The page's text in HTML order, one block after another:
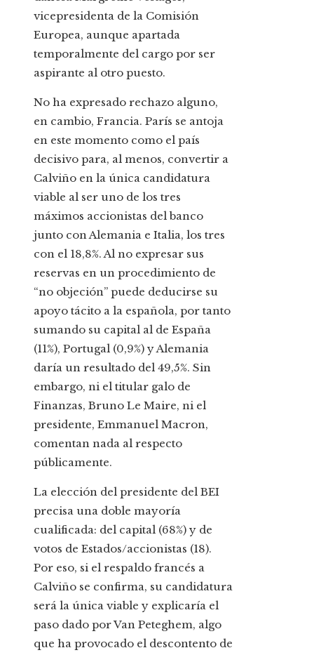
vicepresidenta de la Comisión
Europea, aunque apartada
temporalmente del cargo por ser
aspirante al otro puesto.
No ha expresado rechazo alguno,
en cambio, Francia. París se antoja
en este momento como el país
decisivo para, al menos, convertir a
Calviño en la única candidatura
viable al ser uno de los tres
máximos accionistas del banco
junto con Alemania e Italia, los tres
con el 18,8%. Al no expresar sus
reservas en un procedimiento de
“no objeción” puede deducirse su
apoyo tácito a la española, por tanto
sumando su capital al de España
(11%), Portugal (0,9%) y Alemania
daría un resultado del 49,5%. Sin
embargo, ni el titular galo de
Finanzas, Bruno Le Maire, ni el
presidente, Emmanuel Macron,
comentan nada al respecto
públicamente.
La elección del presidente del BEI
precisa una doble mayoría
cualificada: del capital (68%) y de
votos de Estados/accionistas (18).
Por eso, si el respaldo francés a
Calviño se confirma, su candidatura
será la única viable y explicaría el
paso dado por Van Peteghem, algo
que ha provocado el descontento de